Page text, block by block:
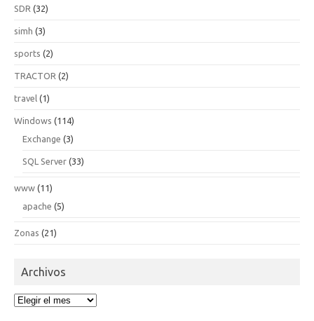
SDR (32)
simh (3)
sports (2)
TRACTOR (2)
travel (1)
Windows (114)
Exchange (3)
SQL Server (33)
www (11)
apache (5)
Zonas (21)
Archivos
Archivos